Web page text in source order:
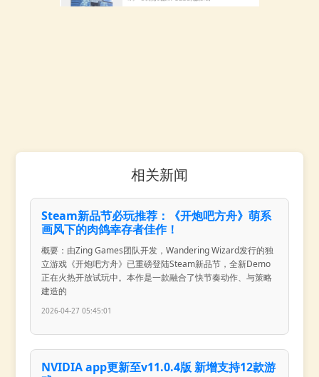
相关新闻
Steam新品节必玩推荐：《开炮吧方舟》萌系
画风下的肉鸽幸存者佳作！
概要：由Zing Games团队开发，Wandering Wizard发行的独
立游戏《开炮吧方舟》已重磅登陆Steam新品节，全新Demo
正在火热开放试玩中。本作是一款融合了快节奏动作、与策略
建造的
2026-04-27 05:45:01
NVIDIA app更新至v11.0.4版 新增支持12款游